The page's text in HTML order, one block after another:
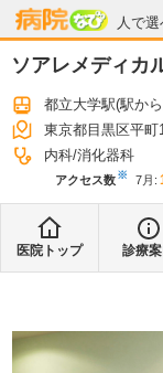
人で
病院な
ソアレメディカ
都立大学駅(駅から
東京都目黒区平
内科 消化器科
アクセス数※ 7月 :
医院トップ 診療